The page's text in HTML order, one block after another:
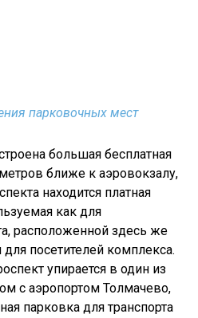
парковочных мест
большая бесплатная
ближе к аэровокзалу,
находится платная
как для
расположенной здесь же
посетителей комплекса.
упирается в один из
с аэропортом Толмачево,
парковка для транспорта